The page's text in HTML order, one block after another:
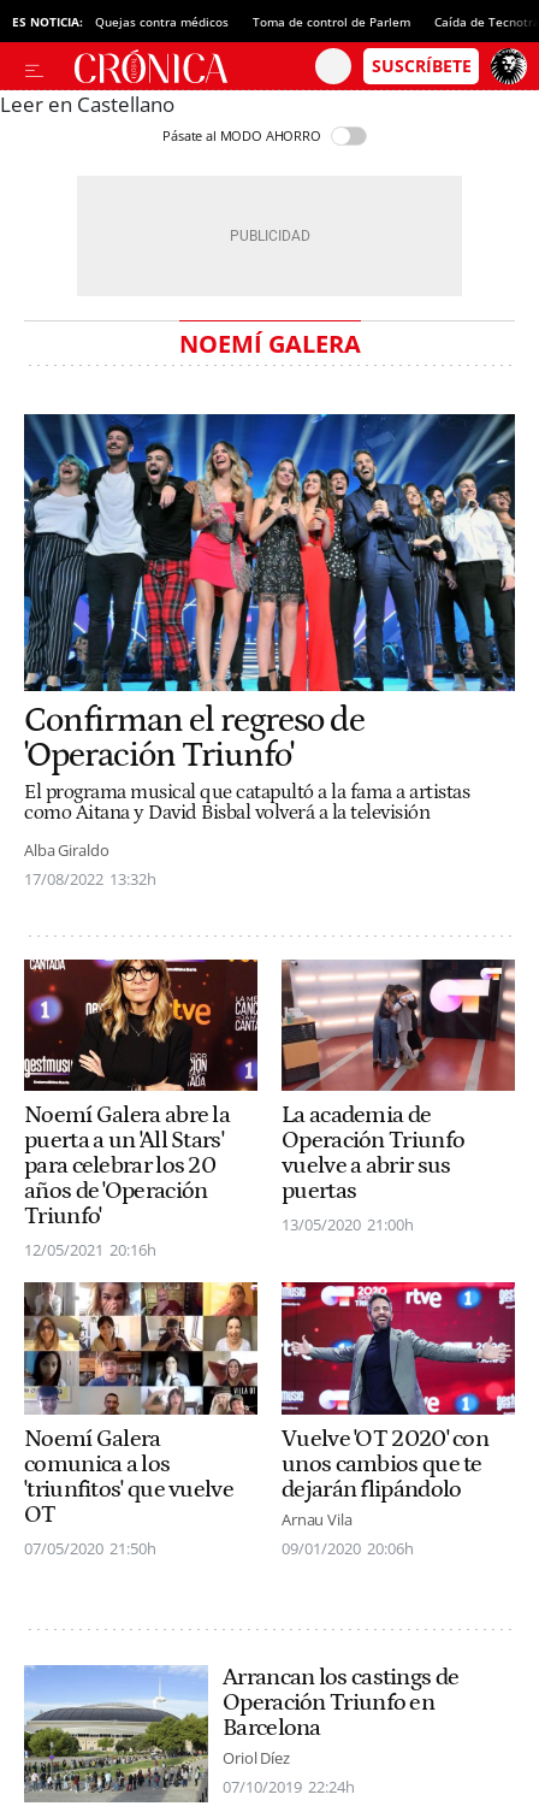
ES NOTICIA: Quejas contra médicos Toma de control de Parlem Caída de
Leer en Castellano
Pásate al MODO AHORRO
NOEMÍ GALERA
Confirman el regreso de
'Operación Triunfo'
El programa musical que catapultó a la fama a artistas
como Aitana y David Bisbal volverá a la televisión
Alba Giraldo
17/08/2022 13:32h
Noemí Galera abre la
puerta a un 'All Stars'
para celebrar los 20
años de 'Operación
Triunfo'
12/05/2021 20:16h
La academia de
Operación Triunfo
vuelve a abrir sus
puertas
13/05/2020 21:00h
Noemí Galera
comunica a los
'triunfitos' que vuelve
OT
07/05/2020 21:50h
Vuelve 'OT 2020' con
unos cambios que te
dejarán flipándolo
Arnau Vila
09/01/2020 20:06h
Arrancan los castings de
Operación Triunfo en
Barcelona
Oriol Díez
07/10/2019 22:24h